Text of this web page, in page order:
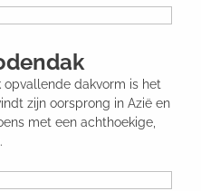
opvallende dakvorm is het
zijn oorsprong in Azië en
met een achthoekige,